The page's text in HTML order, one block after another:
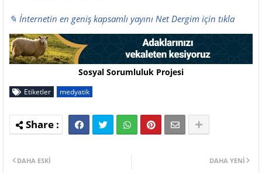
✎ İnternetin en geniş kapsamlı yayını Net Dergim için tıkla
Sosyal Sorumluluk Projesi
Etiketler medyatik
DAHA YENI
DAHA ESKI